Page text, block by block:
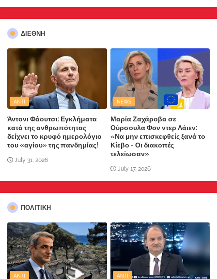
ΔΙΕΘΝΗ
ANTI
Άντονι Φάουτσι: Εγκλήματα
κατά της ανθρωπότητας
δείχνει το κρυφό ημερολόγιο
του «αγίου» της πανδημίας!
July 31, 2026
NEWS
Μαρία Ζαχάροβα σε
Ούρσουλα Φον ντερ Λάιεν:
«Να μην επισκεφθείς ξανά το
Κίεβο - Οι διακοπές
τελείωσαν»
July 17, 2026
ΠΟΛΙΤΙΚΗ
ANTI ANTI